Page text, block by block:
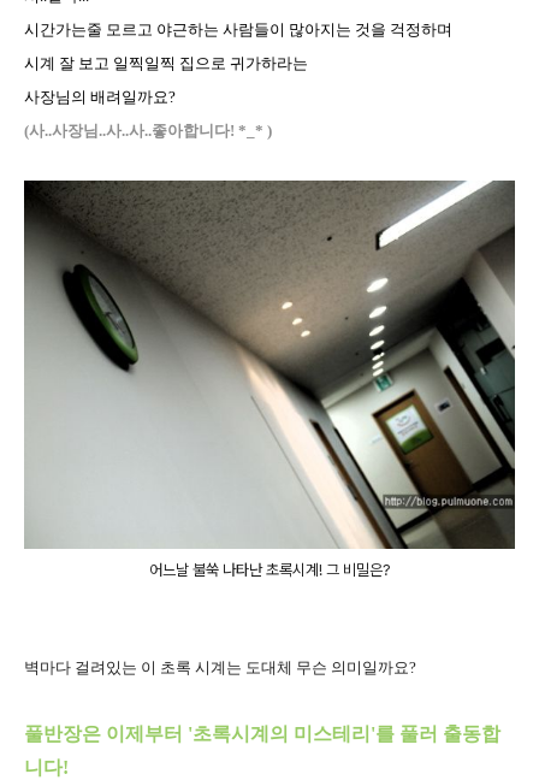
시간가는줄 모르고 야근하는 사람들이 많아지는 것을 걱정하며
시계 잘 보고 일찍일찍 집으로 귀가하라는
사장님의 배려일까요?
(사..사장님..사..사..좋아합니다! *_* )
어느날 불쑥 나타난 초록시계! 그 비밀은?
벽마다 걸려있는 이 초록 시계는 도대체 무슨 의미일까요?
풀반장은 이제부터 '초록시계의 미스테리'를 풀러 출동합
니다!